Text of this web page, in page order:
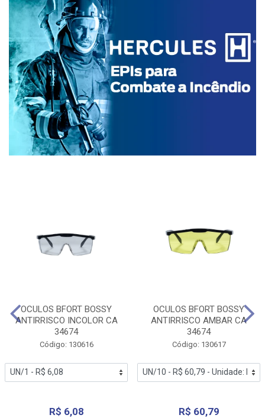
OCULOS BFORT BOSSY
ANTIRRISCO INCOLOR CA
34674
Código: 130616
R$ 6,08
OCULOS BFORT BOSSY
ANTIRRISCO AMBAR CA
34674
Código: 130617
R$ 60,79